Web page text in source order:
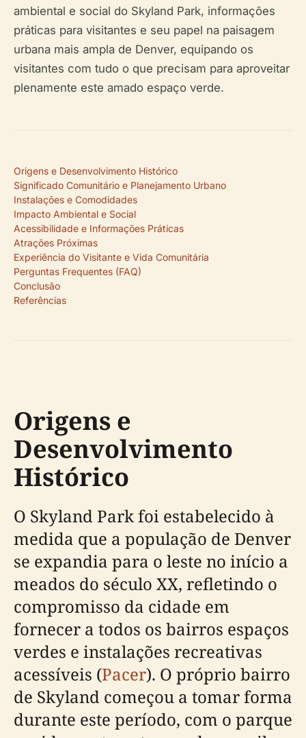
ambiental e social do Skyland Park, informações
práticas para visitantes e seu papel na paisagem
urbana mais ampla de Denver, equipando os
visitantes com tudo o que precisam para aproveitar
plenamente este amado espaço verde.
Origens e Desenvolvimento Histórico
Significado Comunitário e Planejamento Urbano
Instalações e Comodidades
Impacto Ambiental e Social
Acessibilidade e Informações Práticas
Atrações Próximas
Experiência do Visitante e Vida Comunitária
Perguntas Frequentes (FAQ)
Conclusão
Referências
Origens e
Desenvolvimento
Histórico
O Skyland Park foi estabelecido à
medida que a população de Denver
se expandia para o leste no início a
meados do século XX, refletindo o
compromisso da cidade em
fornecer a todos os bairros espaços
verdes e instalações recreativas
acessíveis (Pacer). O próprio bairro
de Skyland começou a tomar forma
durante este período, com o parque